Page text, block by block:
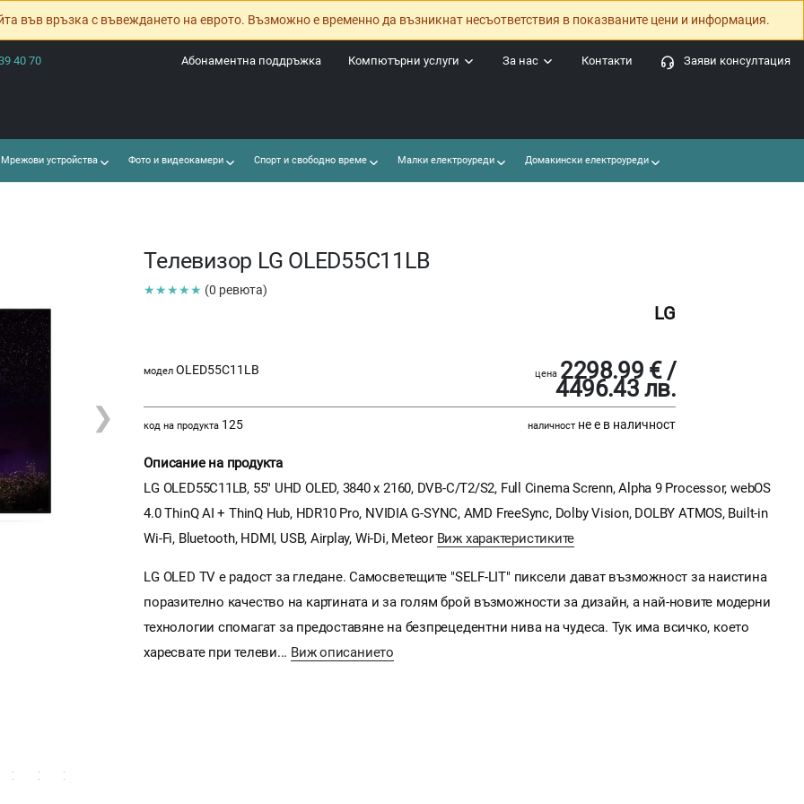
във връзка с въвеждането на еврото. Възможно е временно да възникнат несъответствия в показваните цени и информация.
40 70 Заяви консултация
Контакти
За нас
Компютърни услуги
Абонаментна поддръжка
устройства Фото и видеокамери Спорт и свободно време Малки електроуреди Домакински електроуреди
❯
Телевизор LG OLED55C11LB
★★★★★ (0 ревюта)
LG
модел OLED55C11LB цена 2298.99 € /
4496.43 лв.
код на продукта 125 наличност не е в наличност
Описание на продукта
LG OLED55C11LB, 55" UHD OLED, 3840 x 2160, DVB-C/T2/S2, Full Cinema Screnn, Alpha 9 Processor, webOS
4.0 ThinQ AI + ThinQ Hub, HDR10 Pro, NVIDIA G-SYNC, AMD FreeSync, Dolby Vision, DOLBY ATMOS, Built-in
Wi-Fi, Bluetooth, HDMI, USB, Airplay, Wi-Di, Meteor Виж характеристиките
LG OLED TV е радост за гледане. Самосветещите "SELF-LIT" пиксели дават възможност за наистина
поразително качество на картината и за голям брой възможности за дизайн, а най-новите модерни
технологии спомагат за предоставяне на безпрецедентни нива на чудеса. Тук има всичко, което
харесвате при телеви... Виж описанието